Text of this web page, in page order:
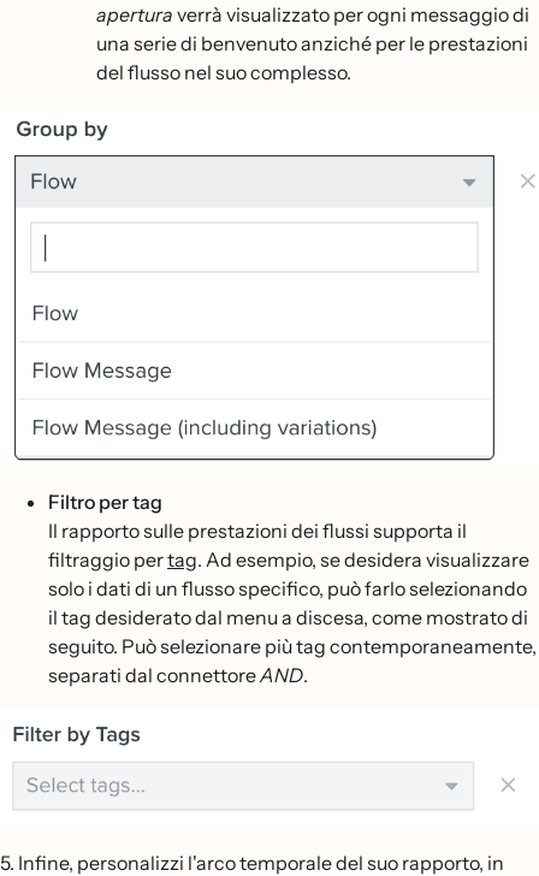
apertura verrà visualizzato per ogni messaggio di
una serie di benvenuto anziché per le prestazioni
del flusso nel suo complesso.
Filtro per tag
Il rapporto sulle prestazioni dei flussi supporta il
filtraggio pertag. Ad esempio, se desidera visualizzare
solo i dati di un flusso specifico, può farlo selezionando
il tag desiderato dal menu a discesa, come mostrato di
seguito. Può selezionare più tag contemporaneamente,
separati dal connettoreAND.
5. Infine, personalizzi l'arco temporale del suo rapporto, in